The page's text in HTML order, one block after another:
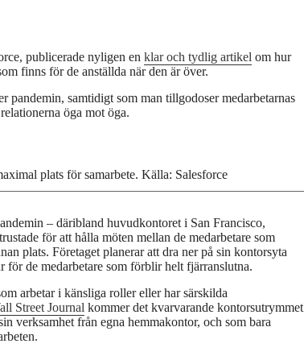
publicerade nyligen en klar och tydlig artikel om hur
finns för de anställda när den är över.
pandemin, samtidigt som man tillgodoser medarbetarnas
öga mot öga.
plats för samarbete. Källa: Salesforce
– däribland huvudkontoret i San Francisco,
för att hålla möten mellan de medarbetare som
plats. Företaget planerar att dra ner på sin kontorsyta
de medarbetare som förblir helt fjärranslutna.
arbetar i känsliga roller eller har särskilda
Street Journal kommer det kvarvarande kontorsutrymmet
verksamhet från egna hemmakontor, och som bara